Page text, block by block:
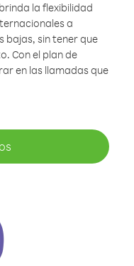
la flexibilidad
a
bajas, sin tener que
Con el plan de
en las llamadas que